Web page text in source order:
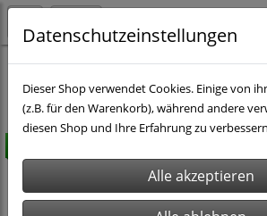
Brustkrebs Accessoires Pink
Datenschutzeinstellungen
Dieser Shop verwendet Cookies. Einige von
(z.B. für den Warenkorb), während andere
diesen Shop und Ihre Erfahrung zu